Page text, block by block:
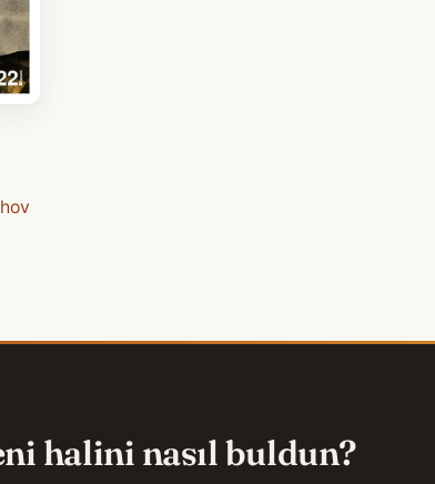
halini nasıl buldun?